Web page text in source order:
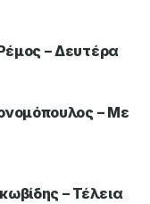
– Δευτέρα
– Με
– Τέλεια